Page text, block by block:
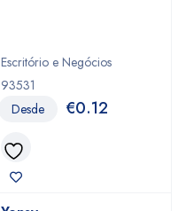
Escritório e Negócios
93531
Desde €0.12